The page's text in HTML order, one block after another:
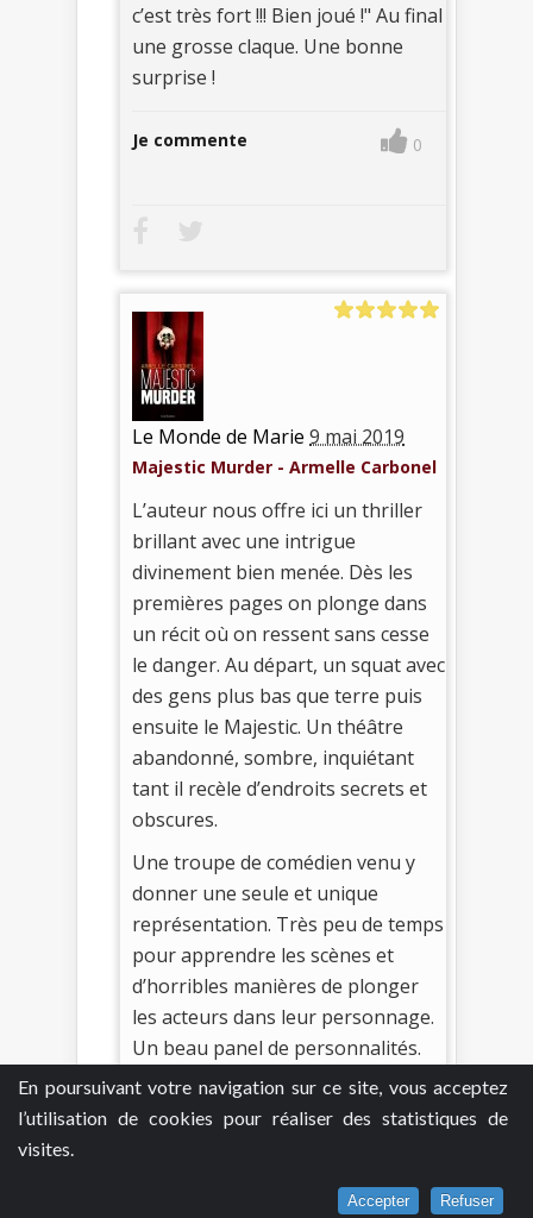
En poursuivant votre navigation sur ce site, vous acceptez
l’utilisation de cookies pour réaliser des statistiques de
visites.
Accepter Refuser
c’est très fort !!! Bien joué !" Au final
une grosse claque. Une bonne
surprise !
Je commente 0
Le Monde de Marie 9 mai 2019
Majestic Murder - Armelle Carbonel
L’auteur nous offre ici un thriller
brillant avec une intrigue
divinement bien menée. Dès les
premières pages on plonge dans
un récit où on ressent sans cesse
le danger. Au départ, un squat avec
des gens plus bas que terre puis
ensuite le Majestic. Un théâtre
abandonné, sombre, inquiétant
tant il recèle d’endroits secrets et
obscures.
Une troupe de comédien venu y
donner une seule et unique
représentation. Très peu de temps
pour apprendre les scènes et
d’horribles manières de plonger
les acteurs dans leur personnage.
Un beau panel de personnalités.
On s’attache à certains
protagonistes alors même qu’ils
capable d’aller et ça angoisse. On